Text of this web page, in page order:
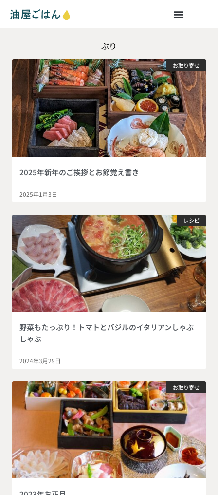
ぶり
お取り寄せ
2025年新年のご挨拶とお節覚え書き
2025年1月3日
レシピ
野菜もたっぷり！トマトとバジルのイタリアンしゃぶ
しゃぶ
2024年3月29日
お取り寄せ